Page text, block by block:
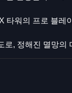
타워의 프로 블레
로, 정해진 멸망의